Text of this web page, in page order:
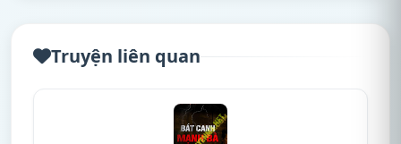
Truyện liên quan